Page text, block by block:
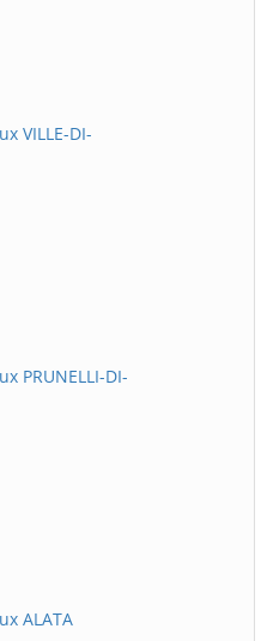
VILLE-DI-
PRUNELLI-DI-
ALATA